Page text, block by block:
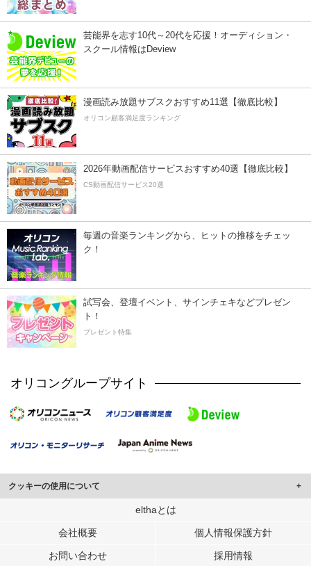
芸能界を志す10代～20代を応援！オーディション・
スクール情報はDeview
漫画読み放題サブスクおすすめ11選【徹底比較】
オリコン顧客満足度ランキング
2026年動画配信サービスおすすめ40選【徹底比較】
CS動画配信サービス20選
毎週の音楽ランキングから、ヒットの推移をチェッ
ク！
試写会、登壇イベント、サインチェキなどプレゼン
ト！
プレゼント特集
オリコングループサイト
クッキーの使用について
このサイトでは Cookie を使用して、ユーザーに合わせたコンテンツや広告の
行っています。
メディアや広告配信、データ解析の各パートナーに提供しています。
elthaとは
会社概要 個人情報保護方針
お問い合わせ 採用情報